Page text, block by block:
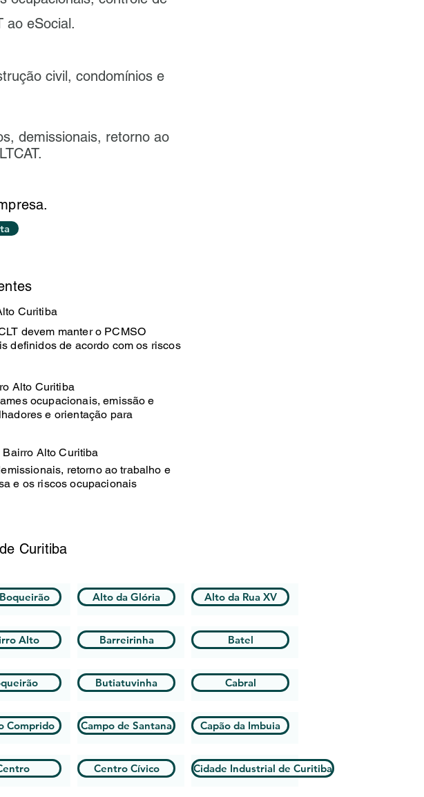
ao eSocial.
civil, condomínios e
demissionais, retorno ao
Curitiba
devem manter o PCMSO
definidos de acordo com os riscos
Alto Curitiba
ocupacionais, emissão e
e orientação para
Alto Curitiba
retorno ao trabalho e
e os riscos ocupacionais
Curitiba
Alto
Comprido
Alto da Glória
Barreirinha
Butiatuvinha
Campo de Santana
Centro Cívico
Alto da Rua XV
Batel
Cabral
Capão da Imbuia
Cidade Industrial de Curitiba